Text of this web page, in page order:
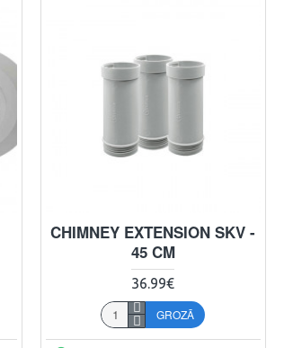
CHIMNEY EXTENSION SKV -
45 CM
36.99€
GROZĀ